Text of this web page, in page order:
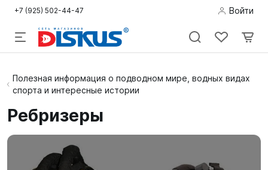
+7 (925) 502-44-47 Войти
Подводная
охота
Дайвинг
Снорклинг /
Пляж
Полезная информация о подводном мире, водных видах
спорта и интересные истории
Ребризеры